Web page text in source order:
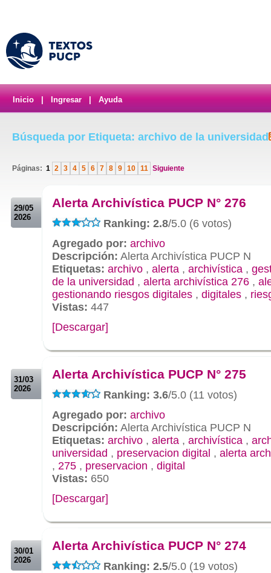
Inicio Ingresar Ayuda
Búsqueda por Etiqueta: archivo de la universidad
Páginas: 1 2 3 4 5 6 7 8 9 10 11 Siguiente
29/05
2026
Alerta Archivística PUCP N° 276
Ranking: 2.8/5.0 (6 votos)
Agregado por: archivo
Descripción: Alerta Archivística PUCP N
Etiquetas: archivo , alerta , archivística ,
de la universidad , alerta archivística 276 ,
gestionando riesgos digitales , digitales ,
Vistas: 447
[Descargar]
31/03
2026
Alerta Archivística PUCP N° 275
Ranking: 3.6/5.0 (11 votos)
Agregado por: archivo
Descripción: Alerta Archivística PUCP N
Etiquetas: archivo , alerta , archivística ,
universidad , preservacion digital , alerta
, 275 , preservacion , digital
Vistas: 650
[Descargar]
30/01
2026
Alerta Archivística PUCP N° 274
Ranking: 2.5/5.0 (19 votos)